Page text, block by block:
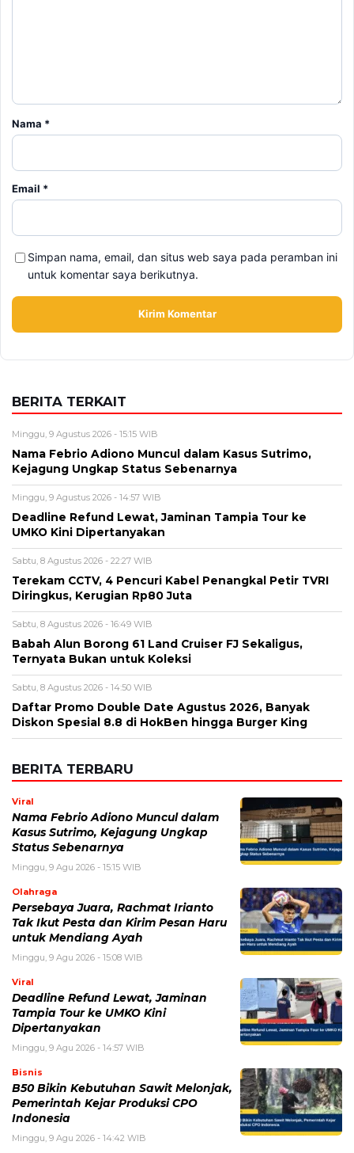
Nama *
Email *
Simpan nama, email, dan situs web saya pada peramban ini
untuk komentar saya berikutnya.
BERITA TERKAIT
Minggu, 9 Agustus 2026 - 15:15 WIB
Nama Febrio Adiono Muncul dalam Kasus Sutrimo,
Kejagung Ungkap Status Sebenarnya
Minggu, 9 Agustus 2026 - 14:57 WIB
Deadline Refund Lewat, Jaminan Tampia Tour ke
UMKO Kini Dipertanyakan
Sabtu, 8 Agustus 2026 - 22:27 WIB
Terekam CCTV, 4 Pencuri Kabel Penangkal Petir TVRI
Diringkus, Kerugian Rp80 Juta
Sabtu, 8 Agustus 2026 - 16:49 WIB
Babah Alun Borong 61 Land Cruiser FJ Sekaligus,
Ternyata Bukan untuk Koleksi
Sabtu, 8 Agustus 2026 - 14:50 WIB
Daftar Promo Double Date Agustus 2026, Banyak
Diskon Spesial 8.8 di HokBen hingga Burger King ‎
BERITA TERBARU
Viral
Nama Febrio Adiono Muncul dalam
Kasus Sutrimo, Kejagung Ungkap
Status Sebenarnya
Minggu, 9 Agu 2026 - 15:15 WIB
Olahraga
Persebaya Juara, Rachmat Irianto
Tak Ikut Pesta dan Kirim Pesan Haru
untuk Mendiang Ayah
Minggu, 9 Agu 2026 - 15:08 WIB
Viral
Deadline Refund Lewat, Jaminan
Tampia Tour ke UMKO Kini
Dipertanyakan
Minggu, 9 Agu 2026 - 14:57 WIB
Bisnis
B50 Bikin Kebutuhan Sawit Melonjak,
Pemerintah Kejar Produksi CPO
Indonesia
Minggu, 9 Agu 2026 - 14:42 WIB